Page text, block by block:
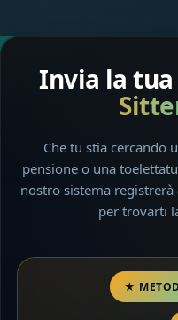
Invia la
Che tu stia cercando
pensione o una
nostro sistema
per trovarti